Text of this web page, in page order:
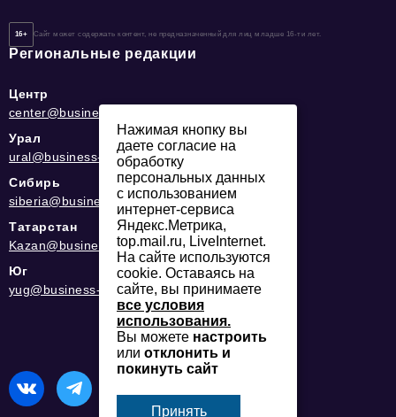
16+ Сайт может содержать контент, не предназначенный для лиц младше 16-ти лет.
Региональные редакции
Центр
center@business-magazine.online
Урал
ural@business-magazine.online
Сибирь
siberia@business-magazine.online
Татарстан
Kazan@business-magazine.online
Юг
yug@business-magazine.online
Нажимая кнопку вы
даете согласие на
обработку
персональных данных
с использованием
интернет-сервиса
Яндекс.Метрика,
top.mail.ru, LiveInternet.
На сайте используются
cookie. Оставаясь на
сайте, вы принимаете
все условия
использования.
Вы можете настроить
или отклонить и
покинуть сайт
Принять